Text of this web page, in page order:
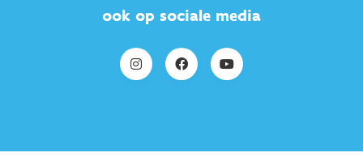
ook op sociale media